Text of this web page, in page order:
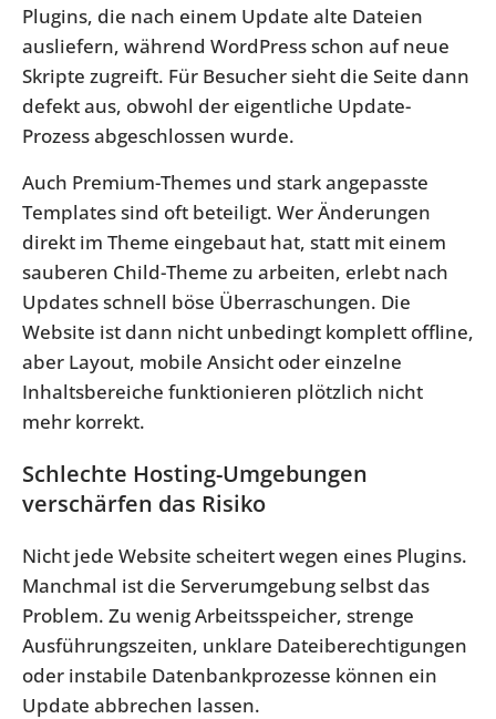
Plugins, die nach einem Update alte Dateien
ausliefern, während WordPress schon auf neue
Skripte zugreift. Für Besucher sieht die Seite dann
defekt aus, obwohl der eigentliche Update-
Prozess abgeschlossen wurde.
Auch Premium-Themes und stark angepasste
Templates sind oft beteiligt. Wer Änderungen
direkt im Theme eingebaut hat, statt mit einem
sauberen Child-Theme zu arbeiten, erlebt nach
Updates schnell böse Überraschungen. Die
Website ist dann nicht unbedingt komplett offline,
aber Layout, mobile Ansicht oder einzelne
Inhaltsbereiche funktionieren plötzlich nicht
mehr korrekt.
Schlechte Hosting-Umgebungen
verschärfen das Risiko
Nicht jede Website scheitert wegen eines Plugins.
Manchmal ist die Serverumgebung selbst das
Problem. Zu wenig Arbeitsspeicher, strenge
Ausführungszeiten, unklare Dateiberechtigungen
oder instabile Datenbankprozesse können ein
Update abbrechen lassen.